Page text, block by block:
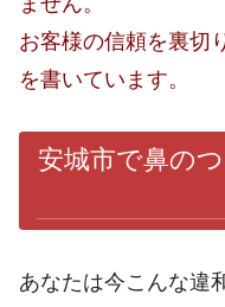
お客様の信頼を裏切
を書いています。
安城市で鼻の
あなたは今こんな違